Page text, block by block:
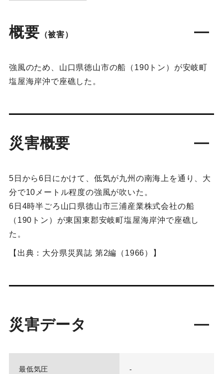
概要 （被害）
強風のため、山口県徳山市の船（190トン）が安岐町
塩屋海岸沖で座礁した。
災害概要
5日から6日にかけて、低気が九州の南海上を通り、大
分で10メートル程度の強風が吹いた。
6日4時半ごろ山口県德山市三浦産業株式会社の船
（190トン）が東国東郡安岐町塩屋海岸沖で座礁し
た。
【出典：大分県災異誌 第2編（1966）】
災害データ
最低気圧 -